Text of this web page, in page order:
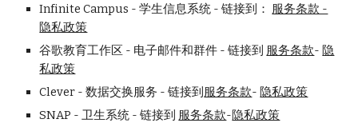
Infinite Campus - 学生信息系统 - 链接到： 服务条款 -
隐私政策
谷歌教育工作区 - 电子邮件和群件 - 链接到 服务条款- 隐
私政策
Clever - 数据交换服务 - 链接到 服务条款- 隐私政策
SNAP - 卫生系统 - 链接到 服务条款-隐私政策